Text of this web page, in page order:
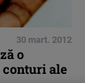
30 mart. 2012
o
conturi ale